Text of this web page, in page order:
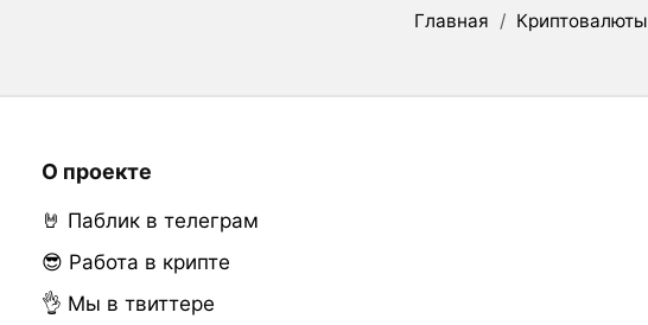
Главная / Криптовалюты
О проекте
🤘 Паблик в телеграм
😎 Работа в крипте
👌 Мы в твиттере